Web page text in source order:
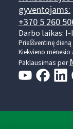
gyventojams:
+370 5 260
Darbo laikas: I-
Prieššventinę
Kiekvieno mėnesio
Paklausimas per